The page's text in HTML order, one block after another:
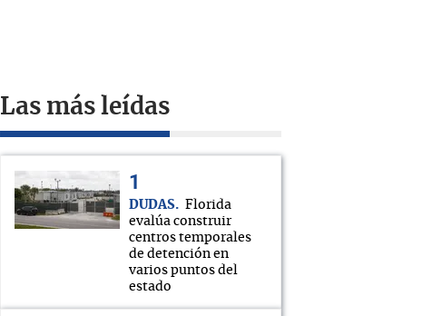
Las más leídas
DUDAS
Florida
evalúa construir
centros temporales
de detención en
varios puntos del
estado